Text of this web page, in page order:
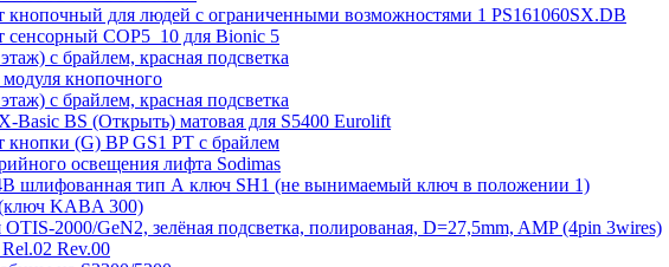
кнопочный для людей с ограниченными возможностями 1 PS161060SX.DB
сенсорный COP5_10 для Bionic 5
с брайлем, красная подсветка
кнопочного
с брайлем, красная подсветка
Basic BS (Открыть) матовая для S5400 Eurolift
(G) BP GS1 PT с брайлем
освещения лифта Sodimas
шлифованная тип А ключ SH1 (не вынимаемый ключ в положении 1)
KABA 300)
2000/GeN2, зелёная подсветка, полированая, D=27,5mm, AMP (4pin 3wires)
Rev.00